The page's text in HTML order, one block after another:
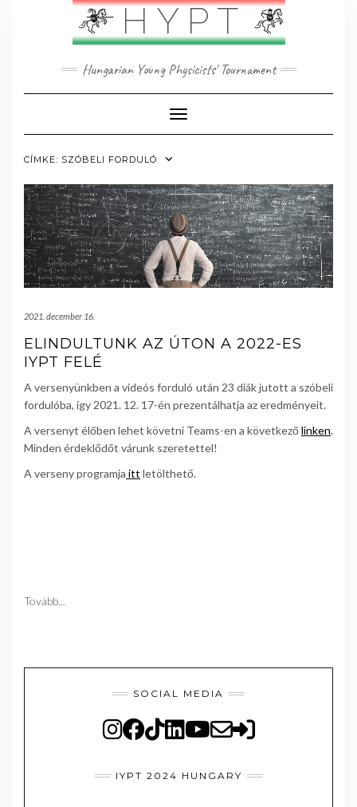
HYPT
Hungarian Young Physicists' Tournament
Toggle Navigation
CÍMKE: SZÓBELI FORDULÓ
2021. december 16.
ELINDULTUNK AZ ÚTON A 2022-ES
IYPT FELÉ
A versenyünkben a videós forduló után 23 diák jutott a szóbeli
fordulóba, így 2021. 12. 17-én prezentálhatja az eredményeit.
A versenyt élőben lehet követni Teams-en a következőlinken.
Minden érdeklődőt várunk szeretettel!
A verseny programja itt letölthető.
Tovább...
SOCIAL MEDIA
IYPT 2024 HUNGARY